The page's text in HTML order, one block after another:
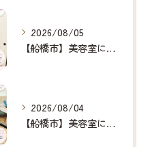
2026/08/05
【船橋市】美容室に行けない…をなくしたい✂️✨
2026/08/04
【船橋市】美容室に行けない…をなくしたい✂️✨